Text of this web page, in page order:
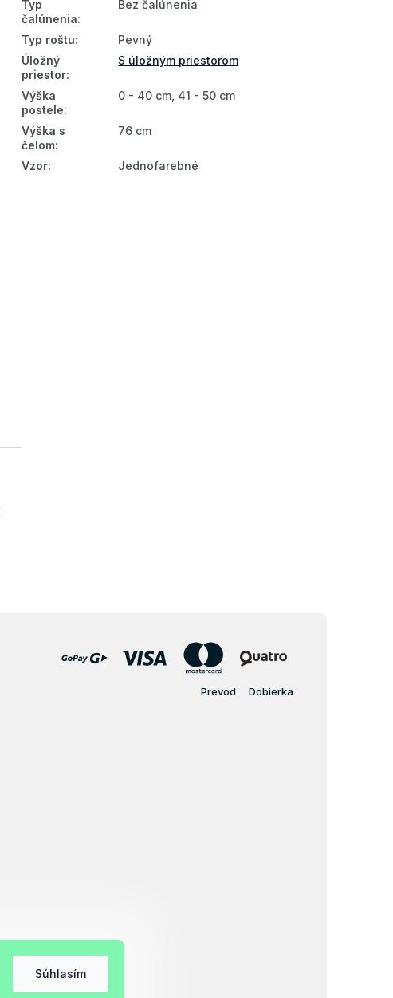
Súhlasím
Typ
čalúnenia:
Bez čalúnenia
Typ roštu:
Pevný
Úložný
priestor:
S úložným priestorom
Výška
postele:
0 - 40 cm, 41 - 50 cm
Výška s
čelom:
76 cm
Vzor: Jednofarebné
Prevod Dobierka